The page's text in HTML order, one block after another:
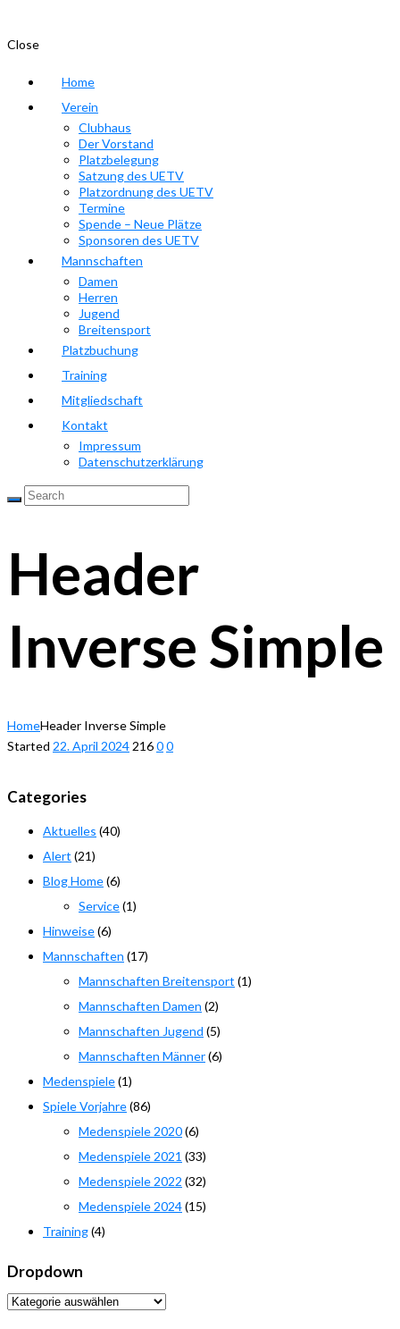
Close
Home
Verein
Clubhaus
Der Vorstand
Platzbelegung
Satzung des UETV
Platzordnung des UETV
Termine
Spende – Neue Plätze
Sponsoren des UETV
Mannschaften
Damen
Herren
Jugend
Breitensport
Platzbuchung
Training
Mitgliedschaft
Kontakt
Impressum
Datenschutzerklärung
Header
Inverse Simple
HomeHeader Inverse Simple
Started 22. April 2024 21600
Categories
Aktuelles (40)
Alert (21)
Blog Home(6)
Service(1)
Hinweise(6)
Mannschaften (17)
Mannschaften Breitensport (1)
Mannschaften Damen (2)
Mannschaften Jugend (5)
Mannschaften Männer(6)
Medenspiele(1)
Spiele Vorjahre(86)
Medenspiele 2020(6)
Medenspiele 2021 (33)
Medenspiele 2022 (32)
Medenspiele 2024(15)
Training(4)
Dropdown
Dropdown